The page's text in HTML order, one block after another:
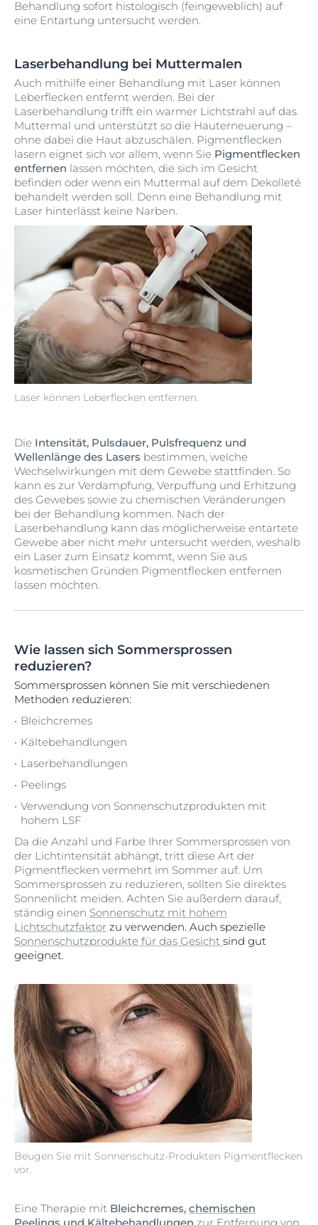
Behandlung sofort histologisch (feingeweblich) auf
eine Entartung untersucht werden.
Laserbehandlung bei Muttermalen
Laser können Leberflecken entfernen.
Auch mithilfe einer Behandlung mit Laser können
Leberflecken entfernt werden. Bei der
Laserbehandlung trifft ein warmer Lichtstrahl auf das
Muttermal und unterstützt so die Hauterneuerung –
ohne dabei die Haut abzuschälen. Pigmentflecken
lasern eignet sich vor allem, wenn Sie Pigmentflecken
entfernen lassen möchten, die sich im Gesicht
befinden oder wenn ein Muttermal auf dem Dekolleté
behandelt werden soll. Denn eine Behandlung mit
Laser hinterlässt keine Narben.
Die Intensität, Pulsdauer, Pulsfrequenz und
Wellenlänge des Lasers bestimmen, welche
Wechselwirkungen mit dem Gewebe stattfinden. So
kann es zur Verdampfung, Verpuffung und Erhitzung
des Gewebes sowie zu chemischen Veränderungen
bei der Behandlung kommen. Nach der
Laserbehandlung kann das möglicherweise entartete
Gewebe aber nicht mehr untersucht werden, weshalb
ein Laser zum Einsatz kommt, wenn Sie aus
kosmetischen Gründen Pigmentflecken entfernen
lassen möchten.
Wie lassen sich Sommersprossen
reduzieren?
Beugen Sie mit Sonnenschutz-Produkten Pigmentflecken
vor.
Sommersprossen können Sie mit verschiedenen
Methoden reduzieren:
Bleichcremes
Kältebehandlungen
Laserbehandlungen
Peelings
Verwendung von Sonnenschutzprodukten mit
hohem LSF
Da die Anzahl und Farbe Ihrer Sommersprossen von
der Lichtintensität abhängt, tritt diese Art der
Pigmentflecken vermehrt im Sommer auf. Um
Sommersprossen zu reduzieren, sollten Sie direktes
Sonnenlicht meiden. Achten Sie außerdem darauf,
ständig einen Sonnenschutz mit hohem
Lichtschutzfaktor zu verwenden. Auch spezielle
Sonnenschutzprodukte für das Gesicht sind gut
geeignet.
Eine Therapie mit Bleichcremes, chemischen